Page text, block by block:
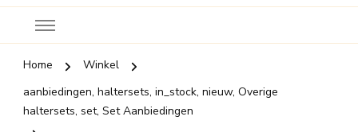
Home
Winkel
aanbiedingen, haltersets, in_stock, nieuw, Overige
haltersets, set, Set Aanbiedingen